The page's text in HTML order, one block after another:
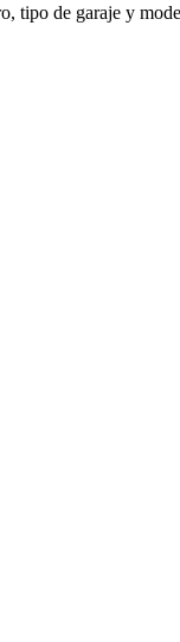
tipo de garaje y